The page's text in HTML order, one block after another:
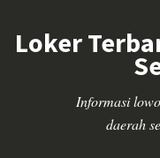
Loker
Informasi
daerah